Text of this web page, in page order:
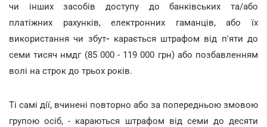
чи інших засобів доступу до банківських та/або
платіжних рахунків, електронних гаманців,
або їх
використання чи збут- карається штрафом від п'яти до
семи тисяч нмдг (85 000 - 119 000 грн) або позбавленням
волі на строк до трьох років.
Ті самі дії, вчинені повторно або за попередньою змовою
групою осіб, - караються штрафом від семи до десяти